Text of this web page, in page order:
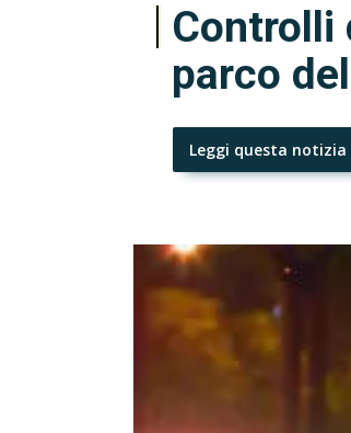
Controlli
parco
Leggi questa notizia